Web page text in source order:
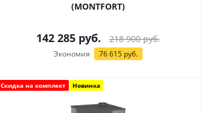
(MONTFORT)
142 285руб. 218 900руб.
Экономия 76 615руб.
Скидка на комплект Новинка